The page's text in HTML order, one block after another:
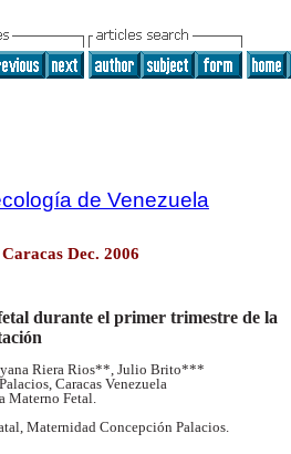
de Venezuela
Dec. 2006
durante el primer trimestre de la
Riera Rios**, Julio Brito***
Caracas Venezuela
Materno Fetal.
Maternidad Concepción Palacios.